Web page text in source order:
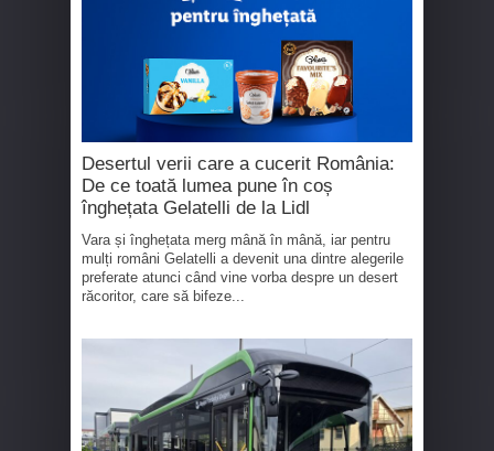
Desertul verii care a cucerit România:
De ce toată lumea pune în coș
înghețata Gelatelli de la Lidl
Vara și înghețata merg mână în mână, iar pentru
mulți români Gelatelli a devenit una dintre alegerile
preferate atunci când vine vorba despre un desert
răcoritor, care să bifeze...